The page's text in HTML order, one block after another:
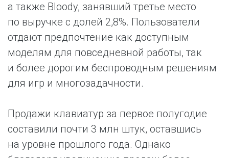
а также Bloody, занявший третье место
по выручке с долей 2,8%. Пользователи
отдают предпочтение как доступным
моделям для повседневной работы, так
и более дорогим беспроводным решениям
для игр и многозадачности.
Продажи клавиатур за первое полугодие
составили почти 3 млн штук, оставшись
на уровне прошлого года. Однако